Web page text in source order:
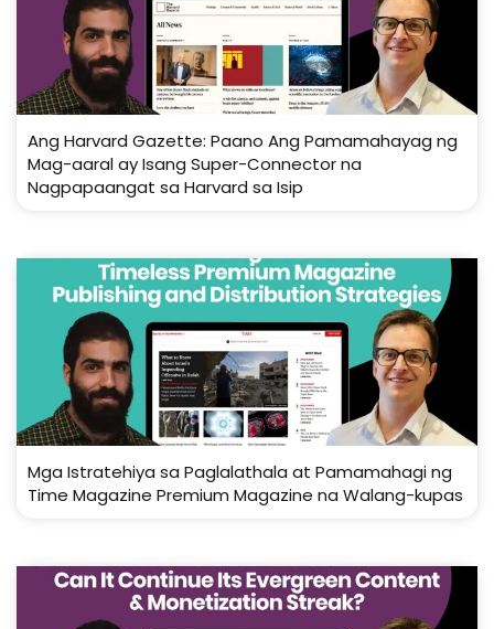
Ang Harvard Gazette: Paano Ang Pamamahayag ng
Mag-aaral ay Isang Super-Connector na
Nagpapaangat sa Harvard sa Isip
Mga Istratehiya sa Paglalathala at Pamamahagi ng
Time Magazine Premium Magazine na Walang-kupas